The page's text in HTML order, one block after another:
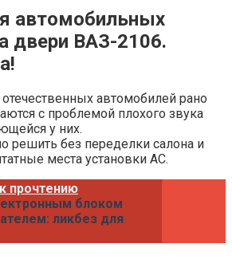
автомобильных
двери ВАЗ-2106.
автомобилей рано
с проблемой плохого звука
у них.
решить без переделки салона и
места установки АС.
прочтению
блоком
ликбез для